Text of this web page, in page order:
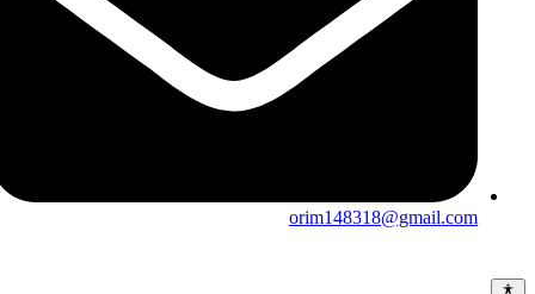
orim148318@gmail.com